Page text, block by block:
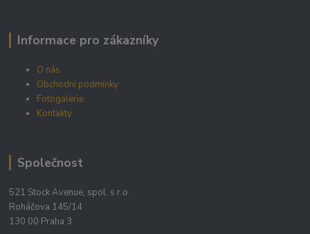
Informace pro zákazníky
O nás
Obchodní podmínky
Fotogalerie
Kontakty
Společnost
521 Stock Avenue, spol. s r.o.
Roháčova 145/14
130 00 Praha 3